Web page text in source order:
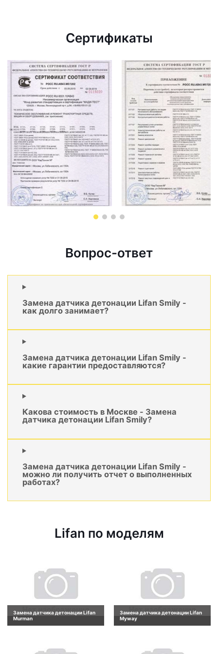
Сертификаты
Вопрос-ответ
Замена датчика детонации Lifan Smily -
как долго занимает?
Замена датчика детонации Lifan Smily -
какие гарантии предоставляются?
Какова стоимость в Москве - Замена
датчика детонации Lifan Smily?
Замена датчика детонации Lifan Smily -
можно ли получить отчет о выполненных
работах?
Lifan по моделям
Замена датчика детонации Lifan
Murman
Замена датчика детонации Lifan
Myway